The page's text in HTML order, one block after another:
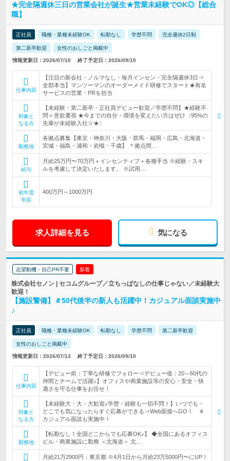
★完全隔週休三日の営業会社が誕生★営業未経験でOK◎【総合
職】
正社員 職種・業種未経験OK 転勤なし 学歴不問 完全週休2日制
第二新卒歓迎 女性のおしごと掲載中
情報更新日：2026/07/10 終了予定日：2026/09/10
仕事内容
【注目の新会社・ノルマなし・毎月インセン・完全隔週休3日⇒
全部本当】マンツーマンのオーダーメイド研修でスタート★有名
サービスの営業・PRを担当
対象と
なる方
【未経験・第二新卒・正社員デビュー歓迎／学歴不問】★経験不
問＝意欲重視 ★今までの自分・環境を変えたい方はぜひ〈95%の
先輩が未経験入社☆★〉
勤務地
各拠点募集【東京・神奈川・大阪・群馬・福岡・広島・北海道・
宮城・福島・浦和・岩槻・千歳】 ＊拠点間…
給与
月給25万円〜70万円＋インセンティブ＋各種手当 ※経験・スキ
ルを考慮して決定いたします。 ※試用…
初年度
年収
400万円～1000万円
求人詳細を見る 気になる
志望動機・自己PR不要 新着
株式会社セノン | セコムグループ／立ちっぱなしの仕事じゃない／未経験大
歓迎！
【施設警備】＃50代後半の新人も活躍中！カジュアル面談実施中
♪
正社員 職種・業種未経験OK 転勤なし 学歴不問 第二新卒歓迎
女性のおしごと掲載中
情報更新日：2026/07/13 終了予定日：2026/09/10
仕事内容
【デビュー前：丁寧な研修でフォロー⇒デビュー後：20～60代の
仲間とチームで活躍♪】オフィスや商業施設等の安心・安全・快
適さを守る仕事をお任せ！
対象と
なる方
【未経験大・大・大歓迎♪学歴・経験も一切不問！】いつでも・
どこでも気になったらすぐ応募ができる⇒Web面接へGO！ ＃
カジュアル面談も実施中！
勤務地
【転勤なし！全国どこからでも応募OK♪】 ◆全国にあるオフィス
ビル・商業施設に勤務 ＜北海道＞ 北…
月給21万2900円：東京都 ※4月1日から月給23万5000円〜にUP！